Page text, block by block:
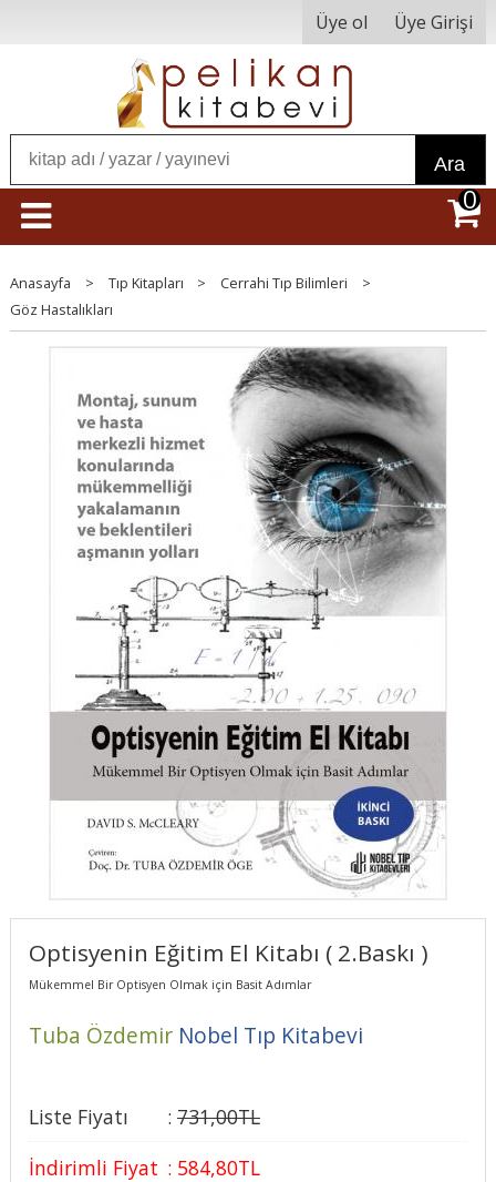
Üye ol Üye Girişi
Ara
0
Anasayfa > Tıp Kitapları > Cerrahi Tıp Bilimleri
>
Göz Hastalıkları
Optisyenin Eğitim El Kitabı ( 2.Baskı )
Mükemmel Bir Optisyen Olmak için Basit Adımlar
Tuba Özdemir Nobel Tıp Kitabevi
Liste Fiyatı : 731,00TL
İndirimli Fiyat : 584,80TL